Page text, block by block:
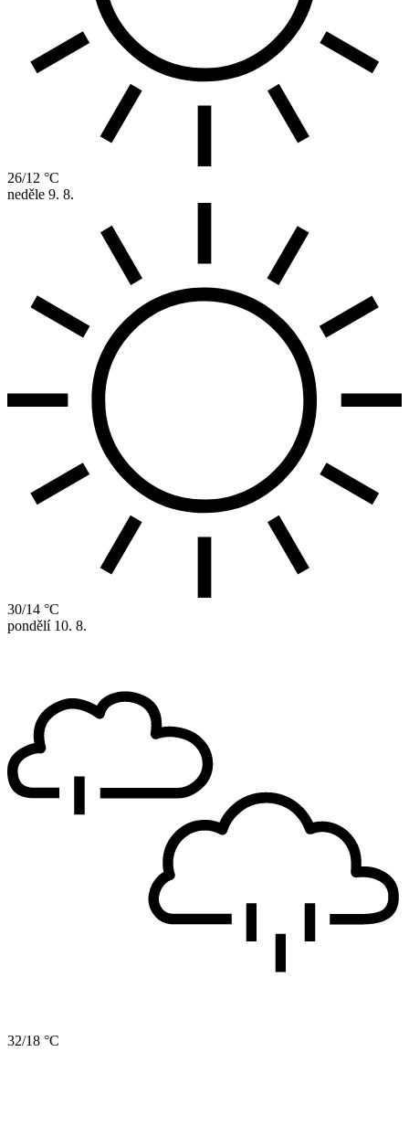
26/12 °C
neděle 9. 8.
30/14 °C
pondělí 10. 8.
32/18 °C